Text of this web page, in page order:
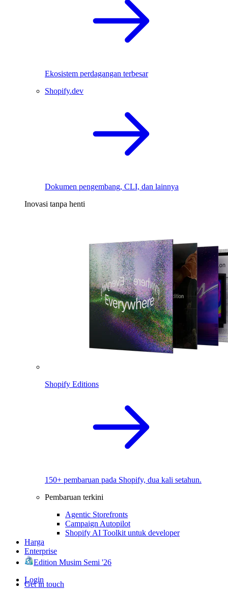
Ekosistem perdagangan terbesar
Shopify.dev
Dokumen pengembang, CLI, dan lainnya
Inovasi tanpa henti
Shopify Editions
150+ pembaruan pada Shopify, dua kali setahun.
Pembaruan terkini
Agentic Storefronts
Campaign Autopilot
Shopify AI Toolkit untuk developer
Harga
Enterprise
Edition Musim Semi '26
Login
Get in touch